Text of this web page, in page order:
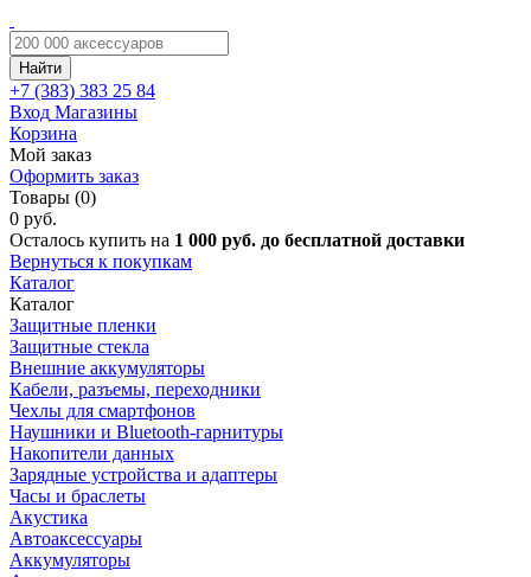
Найти
+7 (383) 383 25 84
Вход Магазины
Корзина
Мой заказ
Оформить заказ
Товары (0)
0 руб.
Осталось купить на 1 000 руб. до бесплатной доставки
Вернуться к покупкам
Каталог
Каталог
Защитные пленки
Защитные стекла
Внешние аккумуляторы
Кабели, разъемы, переходники
Чехлы для смартфонов
Наушники и Bluetooth-гарнитуры
Накопители данных
Зарядные устройства и адаптеры
Часы и браслеты
Акустика
Автоаксессуары
Аккумуляторы